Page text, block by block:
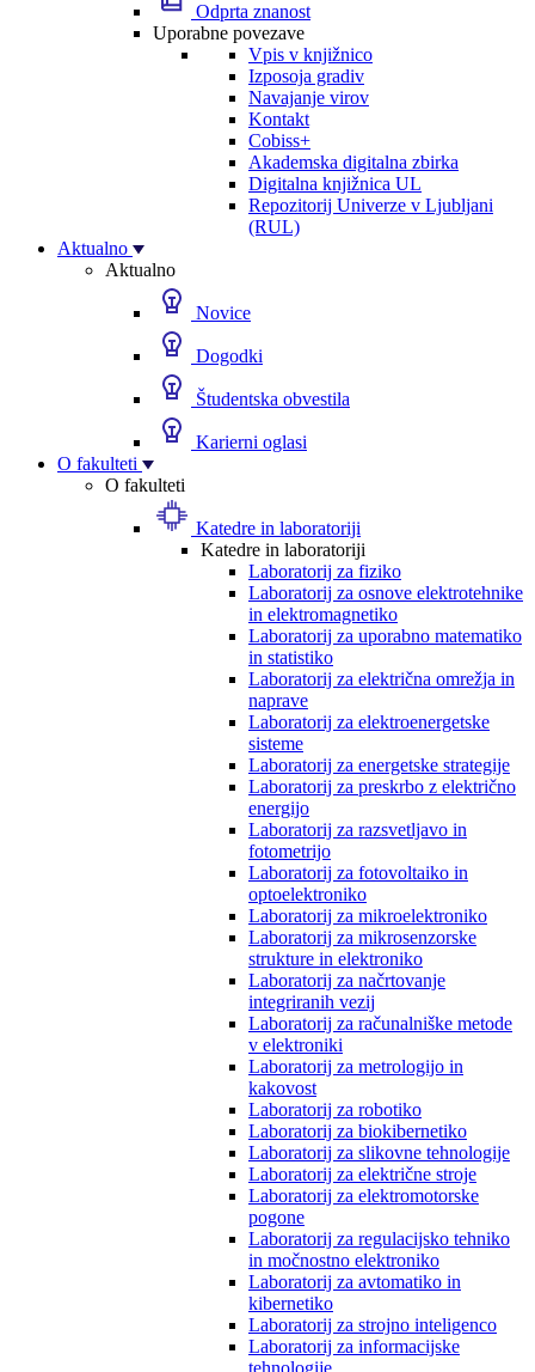
Odprta znanost
Uporabne povezave
Vpis v knjižnico
Izposoja gradiv
Navajanje virov
Kontakt
Cobiss+
Akademska digitalna zbirka
Digitalna knjižnica UL
Repozitorij Univerze v Ljubljani
(RUL)
Aktualno
Aktualno
Novice
Dogodki
Študentska obvestila
Karierni oglasi
O fakulteti
O fakulteti
Katedre in laboratoriji
Katedre in laboratoriji
Laboratorij za fiziko
Laboratorij za osnove elektrotehnike
in elektromagnetiko
Laboratorij za uporabno matematiko
in statistiko
Laboratorij za električna omrežja in
naprave
Laboratorij za elektroenergetske
sisteme
Laboratorij za energetske strategije
Laboratorij za preskrbo z električno
energijo
Laboratorij za razsvetljavo in
fotometrijo
Laboratorij za fotovoltaiko in
optoelektroniko
Laboratorij za mikroelektroniko
Laboratorij za mikrosenzorske
strukture in elektroniko
Laboratorij za načrtovanje
integriranih vezij
Laboratorij za računalniške metode
v elektroniki
Laboratorij za metrologijo in
kakovost
Laboratorij za robotiko
Laboratorij za biokibernetiko
Laboratorij za slikovne tehnologije
Laboratorij za električne stroje
Laboratorij za elektromotorske
pogone
Laboratorij za regulacijsko tehniko
in močnostno elektroniko
Laboratorij za avtomatiko in
kibernetiko
Laboratorij za strojno inteligenco
Laboratorij za informacijske
tehnologije